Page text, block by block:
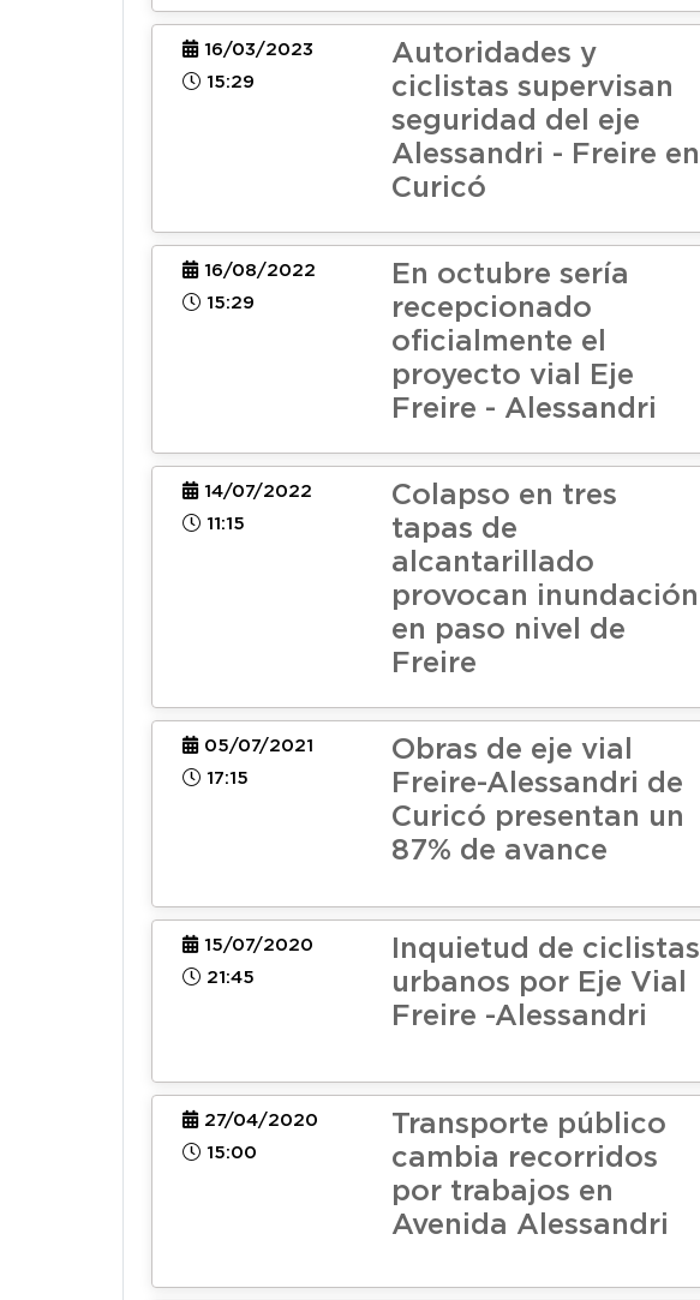
16/03/2023
15:29
Autoridades y
ciclistas supervisan
seguridad del eje
Alessandri - Freire en
Curicó
16/08/2022
15:29
En octubre sería
recepcionado
oficialmente el
proyecto vial Eje
Freire - Alessandri
14/07/2022
11:15
Colapso en tres
tapas de
alcantarillado
provocan inundación
en paso nivel de
Freire
05/07/2021
17:15
Obras de eje vial
Freire-Alessandri de
Curicó presentan un
87% de avance
15/07/2020
21:45
Inquietud de ciclistas
urbanos por Eje Vial
Freire -Alessandri
27/04/2020
15:00
Transporte público
cambia recorridos
por trabajos en
Avenida Alessandri